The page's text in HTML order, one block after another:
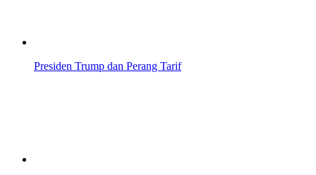
Presiden Trump dan Perang Tarif